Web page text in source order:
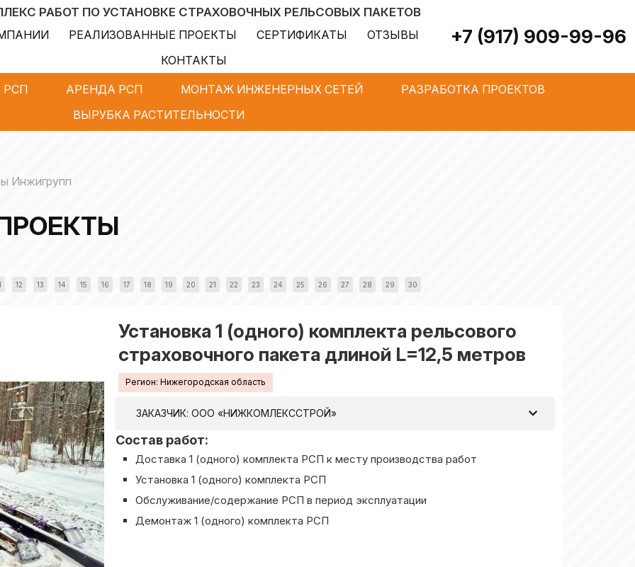
РАБОТ ПО УСТАНОВКЕ СТРАХОВОЧНЫХ РЕЛЬСОВЫХ ПАКЕТОВ
РЕАЛИЗОВАННЫЕ ПРОЕКТЫ СЕРТИФИКАТЫ
ОТЗЫВЫ
КОНТАКТЫ
+7 (917) 909-99-96
РСП АРЕНДА РСП МОНТАЖ ИНЖЕНЕРНЫХ СЕТЕЙ
РАЗРАБОТКА ПРОЕКТОВ
ВЫРУБКА РАСТИТЕЛЬНОСТИ
Инжигрупп
12 13 14 15 16 17 18 19 20 21 22 23 24 25 26 27 28 29 30
Установка 1 (одного) комплекта рельсового
страховочного пакета длиной L=12,5 метров
Регион: Нижегородская область
ЗАКАЗЧИК: ООО «НИЖКОМЛЕКССТРОЙ»
Состав работ:
Доставка 1 (одного) комплекта РСП к месту производства работ
Установка 1 (одного) комплекта РСП
Обслуживание/содержание РСП в период эксплуатации
Демонтаж 1 (одного) комплекта РСП